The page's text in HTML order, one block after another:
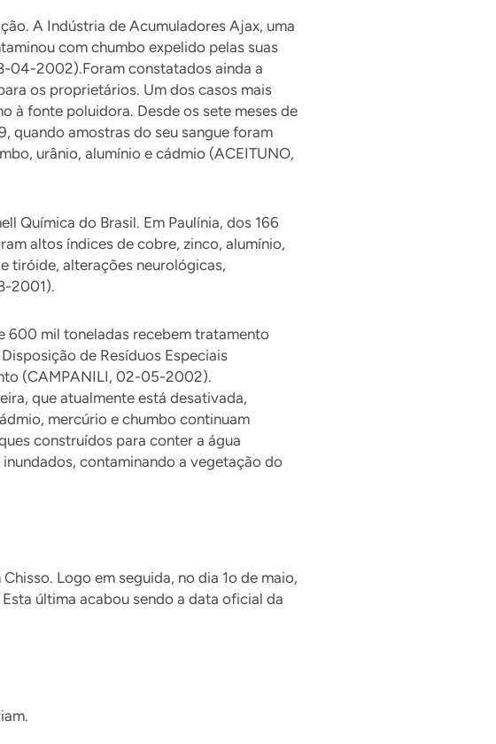
A Indústria de Acumuladores Ajax, uma
com chumbo expelido pelas suas
04-2002).Foram constatados ainda a
os proprietários. Um dos casos mais
à fonte poluidora. Desde os sete meses de
quando amostras do seu sangue foram
urânio, alumínio e cádmio (ACEITUNO,
Química do Brasil. Em Paulínia, dos 166
altos índices de cobre, zinco, alumínio,
tiróide, alterações neurológicas,
2001).
600 mil toneladas recebem tratamento
de Resíduos Especiais
(CAMPANILI, 02-05-2002).
que atualmente está desativada,
mercúrio e chumbo continuam
construídos para conter a água
contaminando a vegetação do
Logo em seguida, no dia 1o de maio,
última acabou sendo a data oficial da